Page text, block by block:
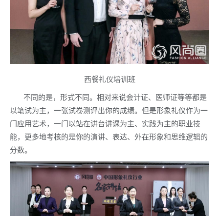
西餐礼仪培训班
不同的是，形式不同。相对来说会计证、医师证等等都是
以笔试为主，一张试卷测评出你的成绩。但是形象礼仪作为一
门应用艺术，一门以站在讲台讲课为主、实践为主的职业技
能，更多地考核的是你的演讲、表达、外在形象和思维逻辑的
分数。